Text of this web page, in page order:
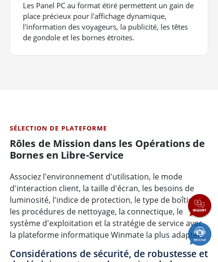
Les Panel PC au format étiré permettent un gain de
place précieux pour l'affichage dynamique,
l'information des voyageurs, la publicité, les têtes
de gondole et les bornes étroites.
SÉLECTION DE PLATEFORME
Rôles de Mission dans les Opérations de
Bornes en Libre-Service
Associez l'environnement d'utilisation, le mode
d'interaction client, la taille d'écran, les besoins de
luminosité, l'indice de protection, le type de boîtier,
les procédures de nettoyage, la connectique, le
système d'exploitation et la stratégie de service avec
la plateforme informatique Winmate la plus adaptée.
Considérations de sécurité, de robustesse et